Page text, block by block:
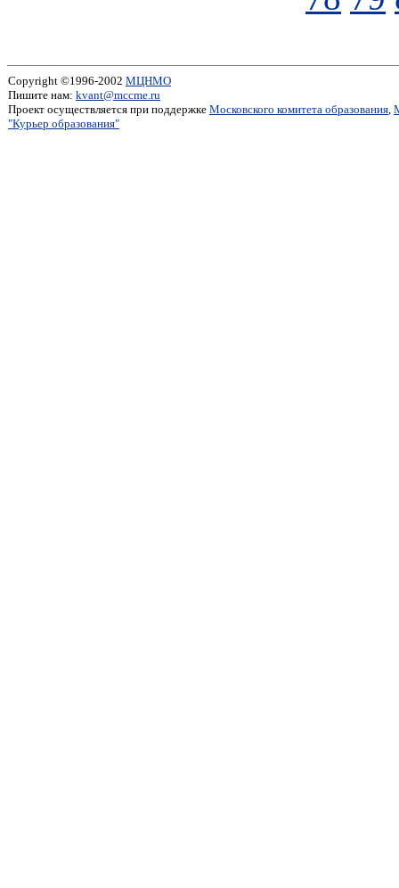
Copyright ©1996-2002 МЦНМО
Пишите нам: kvant@mccme.ru
Проект осуществляется при поддержке Московского комитета образования,
"Курьер образования"